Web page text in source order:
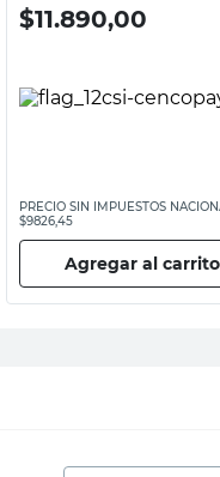
$11.890,00
PRECIO SIN IMPUESTOS
$9826,45
Agregar al carrito